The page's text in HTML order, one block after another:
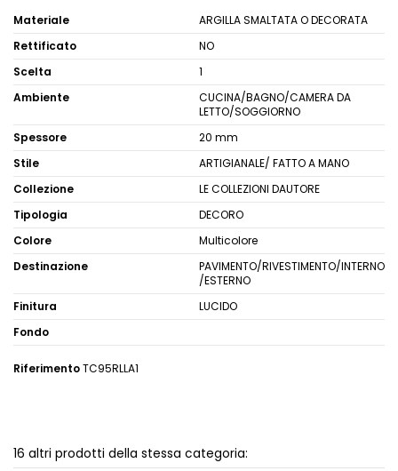
Materiale
ARGILLA SMALTATA O DECORATA
Rettificato
NO
Scelta
1
Ambiente
CUCINA/BAGNO/CAMERA DA
LETTO/SOGGIORNO
Spessore
20 mm
Stile
ARTIGIANALE/ FATTO A MANO
Collezione
LE COLLEZIONI DAUTORE
Tipologia
DECORO
Colore
Multicolore
Destinazione
PAVIMENTO/RIVESTIMENTO/INTERNO
/ESTERNO
Finitura
LUCIDO
Fondo
RiferimentoTC95RLLA1
16 altri prodotti della stessa categoria: